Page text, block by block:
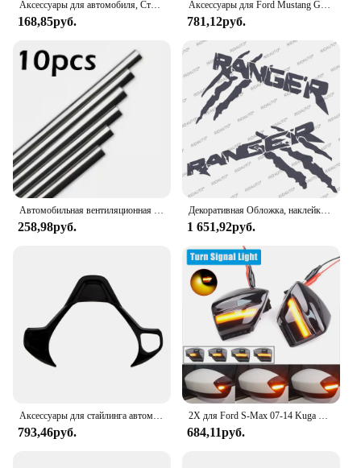
Аксессуары для автомобиля, Стайлинг для BMW, Audi, Benz, Ford, Volkswagen, Peugeot, Alfa Romeo, Mazda, Renault, 2 шт.
168,85руб.
Аксессуары для Ford Mustang GT 2015-2021, автомобильная Центральная панель из углеродного волокна, декоративная крышка для вентиляционного отверстия кондиционера, отделка
781,12руб.
Автомобильная вентиляционная решетка, для 307 Пежо, 206, Джип, Форд, Фокус 2, 3, VW, поло, гольф 4, 5, 7, Touran T5, T4
258,98руб.
Декоративная Обложка, наклейка с автонастройкой для Ford Ranger Raptor XLT XL letui T6 T9, отделка для пикапа, грузовика, кровати, кузова автомобиля, боковая наклейка
1 651,92руб.
Аксессуары для стайлинга автомобиля для Ford Fiesta MK7 2009-2017 Ecosport 2012-2017
793,46руб.
2X для Ford S-Max 07-14 Kuga C394 08-12 C-Max 11-19 светодиодный динамический указатель поворота боковое зеркало последовательный мигающий индикатор
684,11руб.